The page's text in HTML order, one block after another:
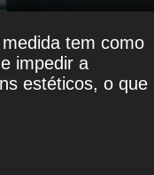
tem como
impedir a
estéticos, o que